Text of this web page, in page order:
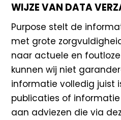
WIJZE VAN DATA
Purpose stelt de
met grote
naar actuele en
kunnen wij niet
informatie volledig juist
publicaties of
aan adviezen die via